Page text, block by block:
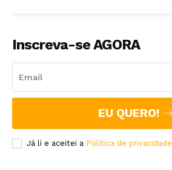
Inscreva-se AGORA
EU QUERO!
Já li e aceitei a Política de privacidade